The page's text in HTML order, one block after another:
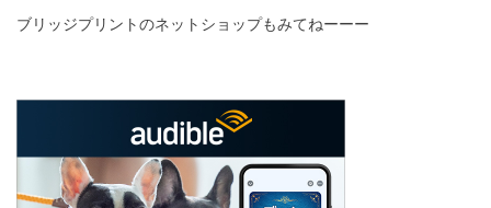
ブリッジプリントのネットショップもみてねーーー